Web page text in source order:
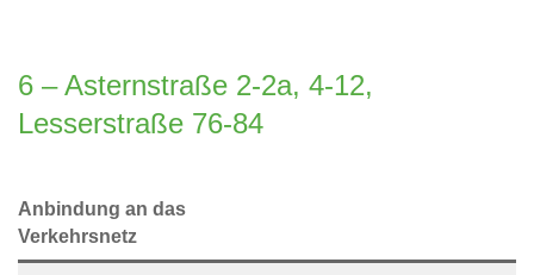
6 – Asternstraße 2-2a, 4-12,
Lesserstraße 76-84
Anbindung an das
Verkehrsnetz